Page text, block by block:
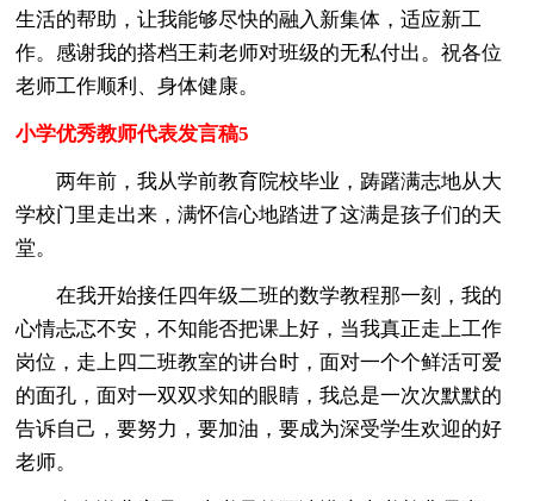
生活的帮助，让我能够尽快的融入新集体，适应新工
作。感谢我的搭档王莉老师对班级的无私付出。祝各位
老师工作顺利、身体健康。
小学优秀教师代表发言稿5
两年前，我从学前教育院校毕业，踌躇满志地从大
学校门里走出来，满怀信心地踏进了这满是孩子们的天
堂。
在我开始接任四年级二班的数学教程那一刻，我的
心情忐忑不安，不知能否把课上好，当我真正走上工作
岗位，走上四二班教室的讲台时，面对一个个鲜活可爱
的面孔，面对一双双求知的眼睛，我总是一次次默默的
告诉自己，要努力，要加油，要成为深受学生欢迎的好
老师。